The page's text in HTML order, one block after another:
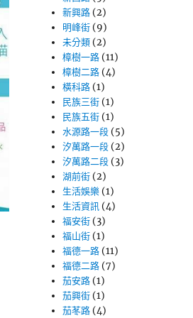
新興路 (2)
明峰街 (9)
未分類 (2)
樟樹一路 (11)
樟樹二路 (4)
橫科路 (1)
民族三街 (1)
民族五街 (1)
水源路一段 (5)
汐萬路一段 (2)
汐萬路二段 (3)
湖前街 (2)
生活娛樂 (1)
生活資訊 (4)
福安街 (3)
福山街 (1)
福德一路 (11)
福德二路 (7)
茄安路 (1)
茄興街 (1)
茄苳路 (4)